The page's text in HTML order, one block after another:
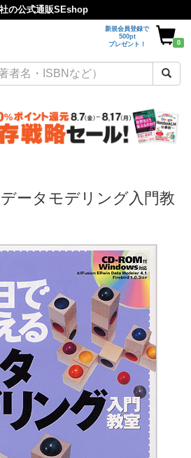
の公式通販SEshop
新規会員登録で
500pt
プレゼント！
0
ータモデリング入門教